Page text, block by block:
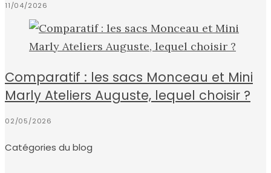
11/04/2026
Comparatif : les sacs Monceau et Mini
Marly Ateliers Auguste, lequel choisir ?
02/05/2026
Catégories du blog